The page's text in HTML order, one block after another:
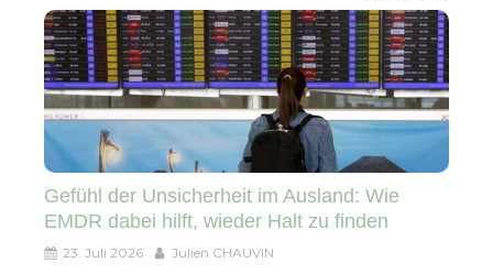
Gefühl der Unsicherheit im Ausland: Wie
EMDR dabei hilft, wieder Halt zu finden
23. Juli 2026 Julien CHAUVIN